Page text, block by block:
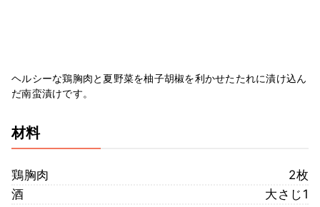
ヘルシーな鶏胸肉と夏野菜を柚子胡椒を利かせたたれに漬け込ん
だ南蛮漬けです。
材料
鶏胸肉
2枚
酒
大さじ1